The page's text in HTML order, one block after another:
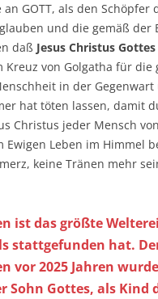
GOTT, als den Schöpfer
und die gemäß der
daß Jesus Christus
Kreuz von Golgatha für die
in der
hat töten lassen, damit
Christus jeder Mensch
Ewigen Leben im Himmel
keine Tränen mehr
ist das größte
stattgefunden hat.
vor 2025 Jahren
Sohn Gottes, als Kind